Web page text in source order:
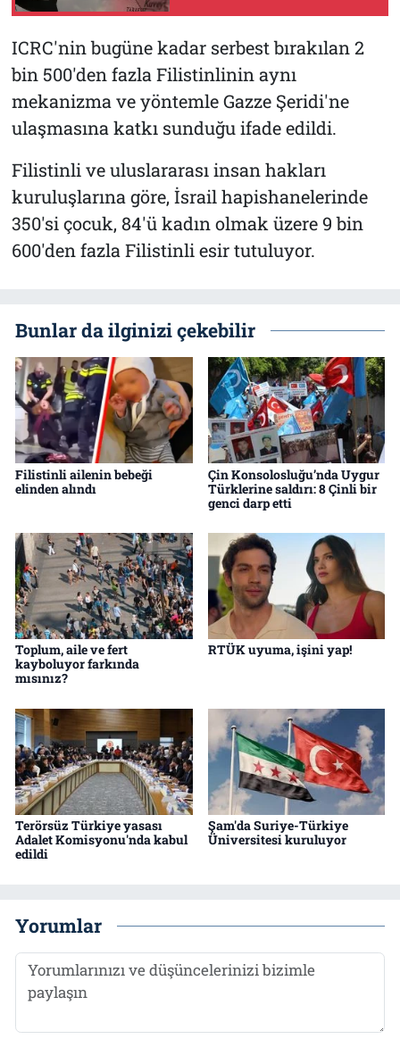
ICRC'nin bugüne kadar serbest bırakılan 2
bin 500'den fazla Filistinlinin aynı
mekanizma ve yöntemle Gazze Şeridi'ne
ulaşmasına katkı sunduğu ifade edildi.
Filistinli ve uluslararası insan hakları
kuruluşlarına göre, İsrail hapishanelerinde
350'si çocuk, 84'ü kadın olmak üzere 9 bin
600'den fazla Filistinli esir tutuluyor.
Bunlar da ilginizi çekebilir
Filistinli ailenin bebeği
elinden alındı
Çin Konsolosluğu’nda Uygur
Türklerine saldırı: 8 Çinli bir
genci darp etti
Toplum, aile ve fert
kayboluyor farkında
mısınız?
RTÜK uyuma, işini yap!
Terörsüz Türkiye yasası
Adalet Komisyonu'nda kabul
edildi
Şam'da Suriye-Türkiye
Üniversitesi kuruluyor
Yorumlar